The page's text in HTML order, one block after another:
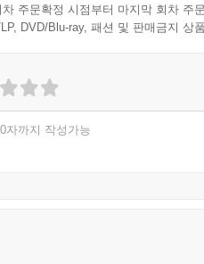
주문확정 시점부터 마지막 회차 주
DVD/Blu-ray, 패션 및 판매금지 상
자까지 작성가능